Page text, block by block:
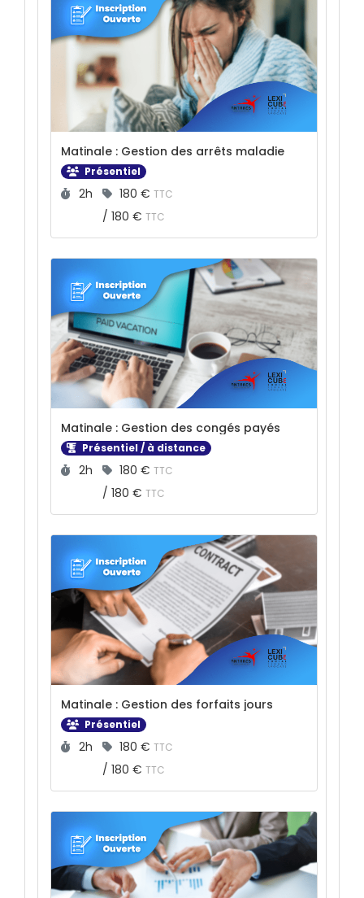
Matinale : Gestion des arrêts maladie
Présentiel
Durée :
2h Prix :
180 € TTC
/ 180 € TTC
Matinale : Gestion des congés payés
Présentiel / à distance
Durée :
2h Prix :
180 € TTC
/ 180 € TTC
Matinale : Gestion des forfaits jours
Présentiel
Durée :
2h Prix :
180 € TTC
/ 180 € TTC